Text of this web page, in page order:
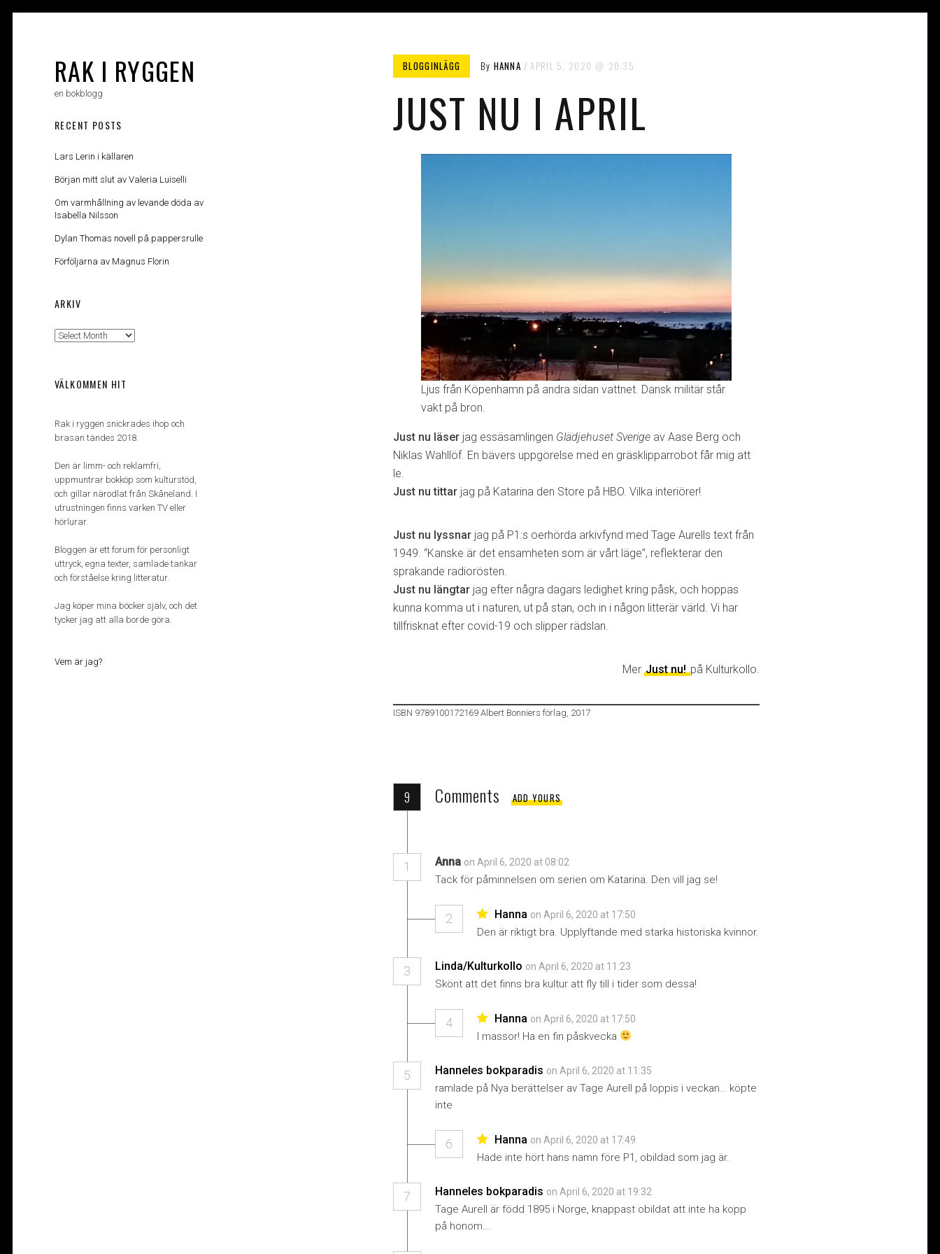
RAK I RYGGEN
en bokblogg
BLOGGINLÄGG By HANNA APRIL 5, 2020 20:35
JUST NU I APRIL
Ljus från Köpenhamn på andra sidan vattnet. Dansk militär står
vakt på bron.
Just nu läser jag essäsamlingen Glädjehuset Sverige av Aase Berg och
Niklas Wahllöf. En bävers uppgörelse med en gräsklipparrobot får mig att
le.
Just nu tittar jag på Katarina den Store på HBO. Vilka interiörer!
Just nu lyssnar jag på P1:s oerhörda arkivfynd med Tage Aurells text från
1949. “Kanske är det ensamheten som är vårt läge”, reflekterar den
sprakande radiorösten.
Just nu längtar jag efter några dagars ledighet kring påsk, och hoppas
kunna komma ut i naturen, ut på stan, och in i någon litterär värld. Vi har
tillfrisknat efter covid-19 och slipper rädslan.
Mer Just nu!på Kulturkollo.
ISBN 9789100172169 Albert Bonniers förlag, 2017
9 Comments ADD YOURS
1 Anna on April 6, 2020 at 08:02
Tack för påminnelsen om serien om Katarina. Den vill jag se!
2 Hanna on April 6, 2020 at 17:50
Den är riktigt bra. Upplyftande med starka historiska kvinnor.
3 Linda/Kulturkollo on April 6, 2020 at 11:23
Skönt att det finns bra kultur att fly till i tider som dessa!
4 Hanna on April 6, 2020 at 17:50
I massor! Ha en fin påskvecka
5 Hanneles bokparadis on April 6, 2020 at 11:35
ramlade på Nya berättelser av Tage Aurell på loppis i veckan… köpte
inte
6 Hanna on April 6, 2020 at 17:49
Hade inte hört hans namn före P1, obildad som jag är.
7 Hanneles bokparadis on April 6, 2020 at 19:32
Tage Aurell är född 1895 i Norge, knappast obildat att inte ha kopp
på honom…
RECENT POSTS
Lars Lerin i källaren
Början mitt slut av Valeria Luiselli
Om varmhållning av levande döda av
Isabella Nilsson
Dylan Thomas novell på pappersrulle
Förföljarna av Magnus Florin
ARKIV
Arkiv
VÄLKOMMEN HIT
Rak i ryggen snickrades ihop och
brasan tändes 2018.
Den är limm- och reklamfri,
uppmuntrar bokköp som kulturstöd,
och gillar närodlat från Skåneland. I
utrustningen finns varken TV eller
hörlurar.
Bloggen är ett forum för personligt
uttryck, egna texter, samlade tankar
och förståelse kring litteratur.
Jag köper mina böcker själv, och det
tycker jag att alla borde göra.
Vem är jag?